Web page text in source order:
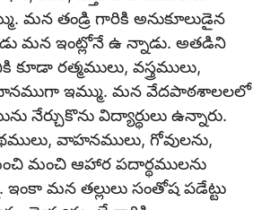
మన తండ్రి గారికి అనుకూలుడైన
మన ఇంట్లోనే ఉ న్నాడు. అతడిని
రత్మములు, వస్త్రములు,
ఇమ్ము. మన వేదపాఠశాలలలో
నేర్చుకొను విద్యార్థులు ఉన్నారు.
వాహనములు, గోవులను,
మంచి ఆహార పదార్థములను
మన తల్లులు సంతోష పడేట్టు